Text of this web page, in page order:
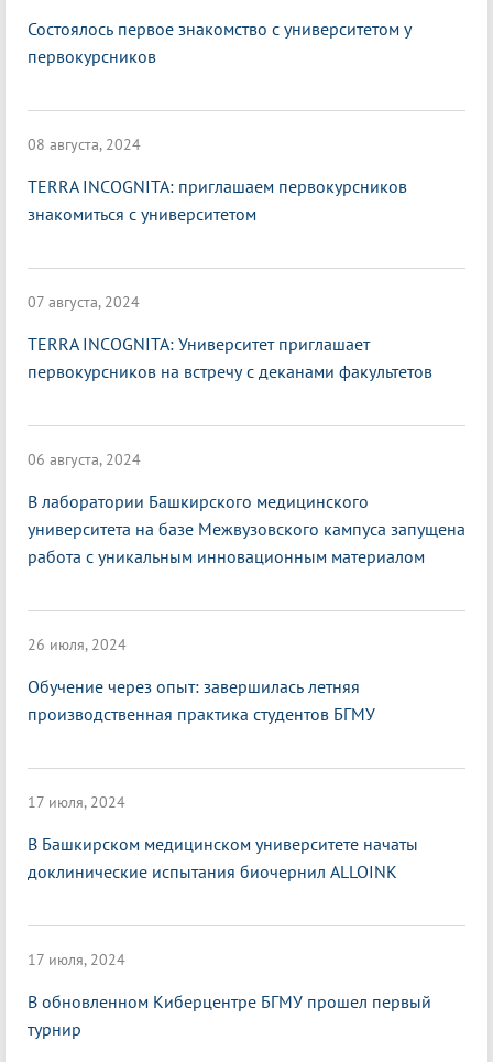
Состоялось первое знакомство с университетом у
первокурсников
08 августа, 2024
TERRA INCOGNITA: приглашаем первокурсников
знакомиться с университетом
07 августа, 2024
TERRA INCOGNITA: Университет приглашает
первокурсников на встречу с деканами факультетов
06 августа, 2024
В лаборатории Башкирского медицинского
университета на базе Межвузовского кампуса запущена
работа с уникальным инновационным материалом
26 июля, 2024
Обучение через опыт: завершилась летняя
производственная практика студентов БГМУ
17 июля, 2024
В Башкирском медицинском университете начаты
доклинические испытания биочернил ALLOINK
17 июля, 2024
В обновленном Киберцентре БГМУ прошел первый
турнир